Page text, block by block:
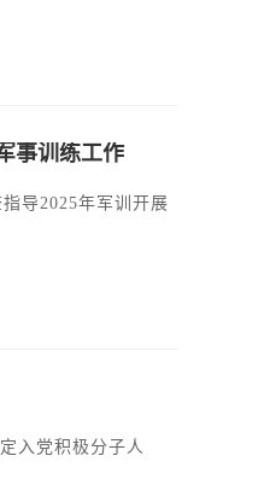
事训练工作
导2025年军训开展
入党积极分子人